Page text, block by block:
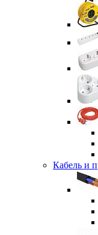
Кабель и